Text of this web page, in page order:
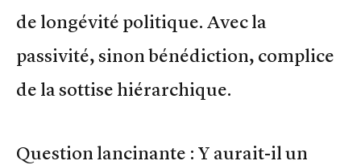
de longévité politique. Avec la
passivité, sinon bénédiction, complice
de la sottise hiérarchique.
Question lancinante : Y aurait-il un